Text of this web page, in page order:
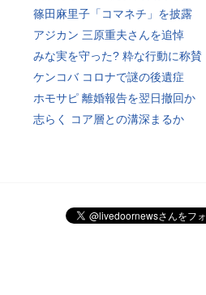
篠田麻里子「コマネチ」を披露
アジカン 三原重夫さんを追悼
みな実を守った? 粋な行動に称賛
ケンコバ コロナで謎の後遺症
ホモサピ 離婚報告を翌日撤回か
志らく コア層との溝深まるか